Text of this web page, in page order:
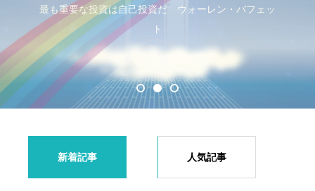
最も重要な投資は自己投資だ ウォーレン・バフェッ
ト
新着記事 人気記事